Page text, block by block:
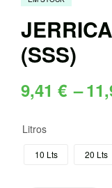
(SSS)
9,41 € –
Price
range:
9,41 €
Litros
10 Lts 20 Lts